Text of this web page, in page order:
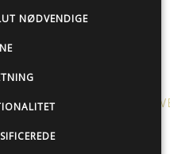
© 2024,
NØDVENDIGE